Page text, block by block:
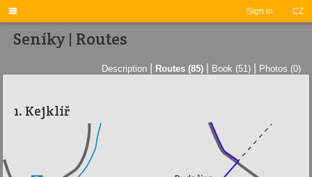
Sign in CZ

Seníky | Routes
Description Routes (85) Book (51) Photos (0)
1. Kejklíř